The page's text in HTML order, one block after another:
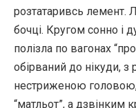
розтатаривсь лемент.
бочці. Кругом сонно і
полізла по вагонах
обірваний до нікуди,
нестриженою
“матльот”, а дзвінким